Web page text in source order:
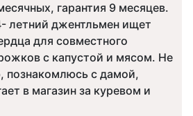
гарантия 9 месяцев.
летний джентльмен ищет
для совместного
с капустой и мясом. Не
познакомлюсь с дамой,
в магазин за куревом и